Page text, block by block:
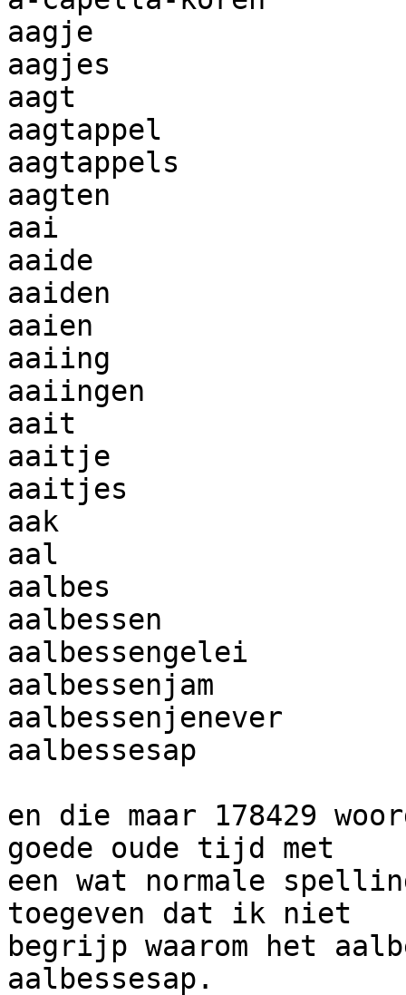
aagje
aagjes
aagt
aagtappel
aagtappels
aagten
aai
aaide
aaiden
aaien
aaiing
aaiingen
aait
aaitje
aaitjes
aak
aal
aalbes
aalbessen
aalbessengelei
aalbessenjam
aalbessenjenever
aalbessesap
en die maar 178429
goede oude tijd met
een wat normale
toegeven dat ik niet
begrijp waarom het
aalbessesap.